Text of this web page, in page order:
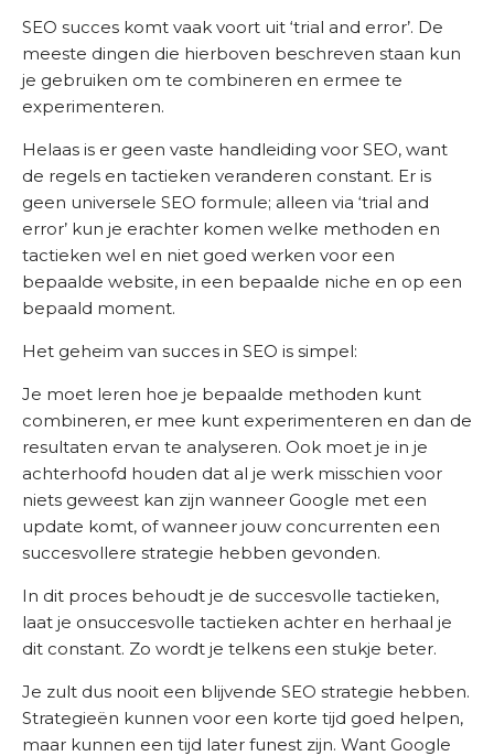
SEO succes komt vaak voort uit ‘trial and error’. De
meeste dingen die hierboven beschreven staan kun
je gebruiken om te combineren en ermee te
experimenteren.
Helaas is er geen vaste handleiding voor SEO, want
de regels en tactieken veranderen constant. Er is
geen universele SEO formule; alleen via ‘trial and
error’ kun je erachter komen welke methoden en
tactieken wel en niet goed werken voor een
bepaalde website, in een bepaalde niche en op een
bepaald moment.
Het geheim van succes in SEO is simpel:
Je moet leren hoe je bepaalde methoden kunt
combineren, er mee kunt experimenteren en dan de
resultaten ervan te analyseren. Ook moet je in je
achterhoofd houden dat al je werk misschien voor
niets geweest kan zijn wanneer Google met een
update komt, of wanneer jouw concurrenten een
succesvollere strategie hebben gevonden.
In dit proces behoudt je de succesvolle tactieken,
laat je onsuccesvolle tactieken achter en herhaal je
dit constant. Zo wordt je telkens een stukje beter.
Je zult dus nooit een blijvende SEO strategie hebben.
Strategieën kunnen voor een korte tijd goed helpen,
maar kunnen een tijd later funest zijn. Want Google